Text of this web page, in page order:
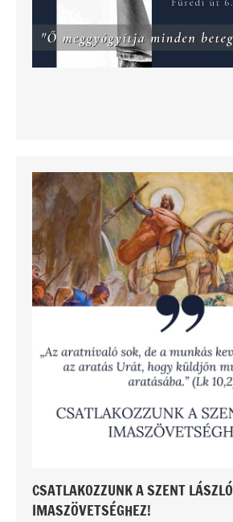
CSATLAKOZZUNK A SZENT LÁSZLÓ
IMASZÖVETSÉGHEZ!